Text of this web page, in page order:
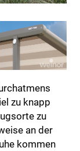
zu knapp
zu
an der
kommen